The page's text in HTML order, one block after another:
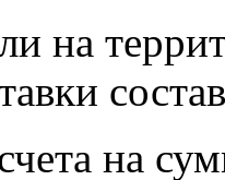
на
на